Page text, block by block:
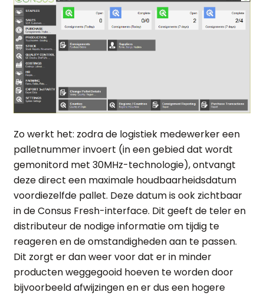
Zo werkt het: zodra de logistiek medewerker een
palletnummer invoert (in een gebied dat wordt
gemonitord met 30MHz-technologie), ontvangt
deze direct een maximale houdbaarheidsdatum
voordiezelfde pallet. Deze datum is ook zichtbaar
in de Consus Fresh-interface. Dit geeft de teler en
distributeur de nodige informatie om tijdig te
reageren en de omstandigheden aan te passen.
Dit zorgt er dan weer voor dat er in minder
producten weggegooid hoeven te worden door
bijvoorbeeld afwijzingen en er dus een hogere